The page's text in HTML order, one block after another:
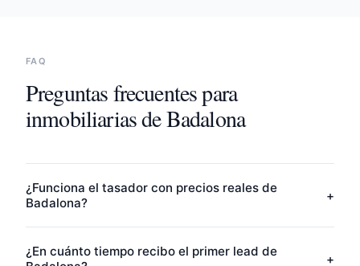
FAQ
Preguntas frecuentes para
inmobiliarias deBadalona
¿Funciona el tasador con precios reales de
Badalona?
+
¿En cuánto tiempo recibo el primer lead de
+